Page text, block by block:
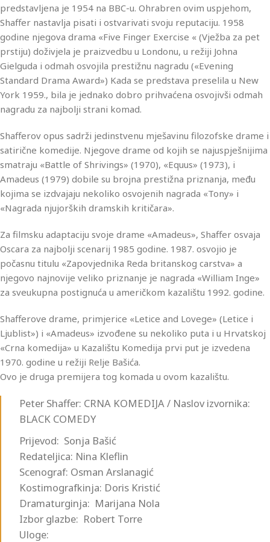
predstavljena je 1954 na BBC-u. Ohrabren ovim uspjehom,
Shaffer nastavlja pisati i ostvarivati svoju reputaciju. 1958
godine njegova drama «Five Finger Exercise « (Vježba za pet
prstiju) doživjela je praizvedbu u Londonu, u režiji Johna
Gielguda i odmah osvojila prestižnu nagradu («Evening
Standard Drama Award») Kada se predstava preselila u New
York 1959., bila je jednako dobro prihvaćena osvojivši odmah
nagradu za najbolji strani komad.
Shafferov opus sadrži jedinstvenu mješavinu filozofske drame i
satirične komedije. Njegove drame od kojih se najuspješnijima
smatraju «Battle of Shrivings» (1970), «Equus» (1973), i
Amadeus (1979) dobile su brojna prestižna priznanja, među
kojima se izdvajaju nekoliko osvojenih nagrada «Tony» i
«Nagrada njujorških dramskih kritičara».
Za filmsku adaptaciju svoje drame «Amadeus», Shaffer osvaja
Oscara za najbolji scenarij 1985 godine. 1987. osvojio je
počasnu titulu «Zapovjednika Reda britanskog carstva» a
njegovo najnovije veliko priznanje je nagrada «William Inge»
za sveukupna postignuća u američkom kazalištu 1992. godine.
Shafferove drame, primjerice «Letice and Lovege» (Letice i
Ljublist») i «Amadeus» izvođene su nekoliko puta i u Hrvatskoj
«Crna komedija» u Kazalištu Komedija prvi put je izvedena
1970. godine u režiji Relje Bašića.
Ovo je druga premijera tog komada u ovom kazalištu.
Peter Shaffer: CRNA KOMEDIJA / Naslov izvornika:
BLACK COMEDY
Prijevod: Sonja Bašić
Redateljica: Nina Kleflin
Scenograf: Osman Arslanagić
Kostimografkinja: Doris Kristić
Dramaturginja: Marijana Nola
Izbor glazbe: Robert Torre
Uloge: